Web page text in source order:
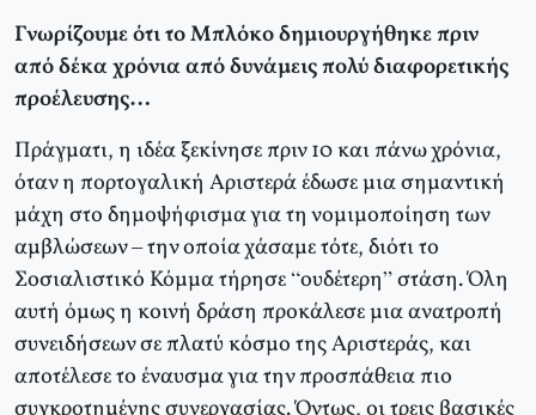
Γνωρίζουμε ότι το Μπλόκο δημιουργήθηκε πριν
από δέκα χρόνια από δυνάμεις πολύ διαφορετικής
προέλευσης…
Πράγματι, η ιδέα ξεκίνησε πριν 10 και πάνω χρόνια,
όταν η πορτογαλική Αριστερά έδωσε μια σημαντική
μάχη στο δημοψήφισμα για τη νομιμοποίηση των
αμβλώσεων – την οποία χάσαμε τότε, διότι το
Σοσιαλιστικό Κόμμα τήρησε “ουδέτερη” στάση. Όλη
αυτή όμως η κοινή δράση προκάλεσε μια ανατροπή
συνειδήσεων σε πλατύ κόσμο της Αριστεράς, και
αποτέλεσε το έναυσμα για την προσπάθεια πιο